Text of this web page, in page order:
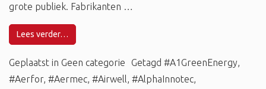
grote publiek. Fabrikanten …
Lees verder…
Geplaatst in Geen categorie Getagd #A1GreenEnergy,
#Aerfor, #Aermec, #Airwell, #AlphaInnotec,